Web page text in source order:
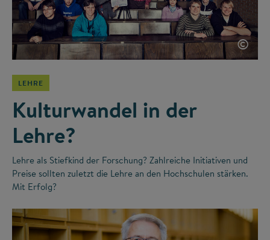
©
LEHRE
Kulturwandel in der
Lehre?
Lehre als Stiefkind der Forschung? Zahlreiche Initiativen und
Preise sollten zuletzt die Lehre an den Hochschulen stärken.
Mit Erfolg?